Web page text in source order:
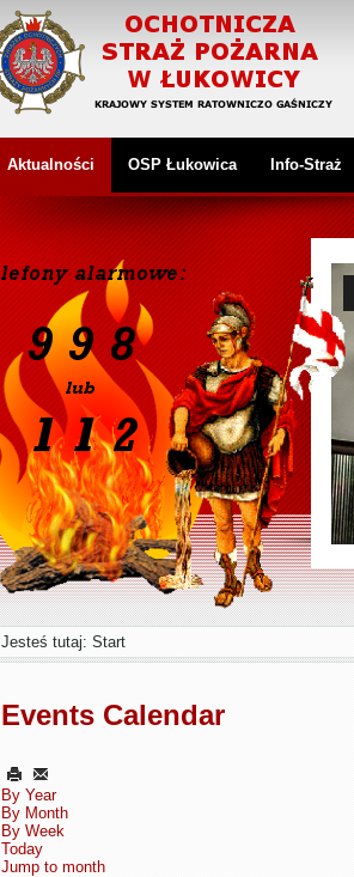
Aktualności OSP Łukowica Info-Straż
Jesteś tutaj: Start
Events Calendar
By Year
By Month
By Week
Today
Jump to month